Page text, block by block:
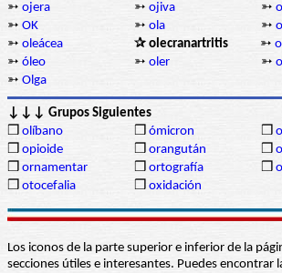
➳ ojera ➳ ojiva ➳
➳ OK ➳ ola ➳
➳ oleácea ✰ olecranartritis ➳
➳ óleo ➳ oler ➳
➳ Olga
↓↓↓ Grupos Siguientes
❒ olíbano ❒ ómicron ❒
❒ opioide ❒ orangután ❒
❒ ornamentar ❒ ortografía ❒
❒ otocefalia ❒ oxidación
Los iconos de la parte superior e inferior de la
secciones útiles e interesantes. Puedes encontrar